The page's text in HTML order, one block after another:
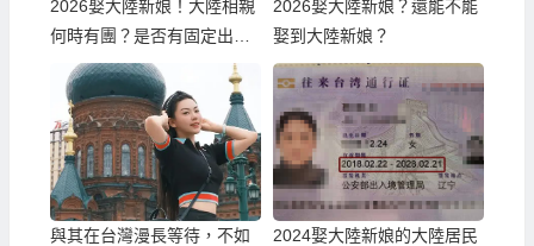
2026娶大陸新娘！大陸相親
何時有團？是否有固定出團
日期？
2026娶大陸新娘？還能不能
娶到大陸新娘？
與其在台灣漫長等待，不如
2024娶大陸新娘的大陸居民